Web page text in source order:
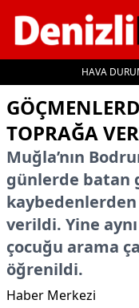
HAVA
İçeriğe geç
TOPRAĞA
Muğla’nın
günlerde batan
kaybedenlerden
verildi. Yine
çocuğu arama
öğrenildi.
Haber Merkezi